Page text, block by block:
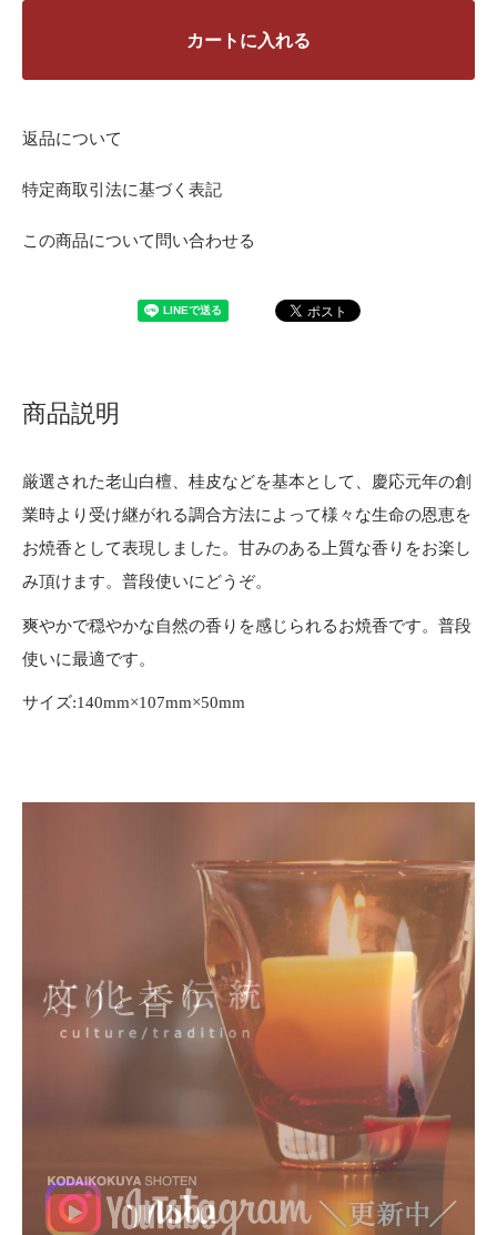
カートに入れる
返品について
特定商取引法に基づく表記
この商品について問い合わせる
商品説明
厳選された老山白檀、桂皮などを基本として、慶応元年の創
業時より受け継がれる調合方法によって様々な生命の恩恵を
お焼香として表現しました。甘みのある上質な香りをお楽し
み頂けます。普段使いにどうぞ。
爽やかで穏やかな自然の香りを感じられるお焼香です。普段
使いに最適です。
サイズ:140mm×107mm×50mm